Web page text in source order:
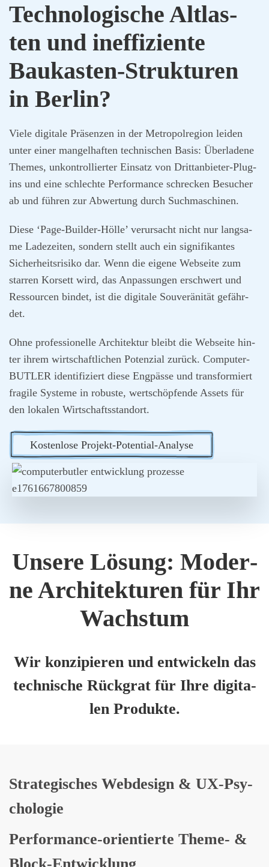
Tech­no­lo­gi­sche Alt­las­
ten und inef­fi­zi­en­te
Bau­kas­ten-Struk­tu­ren
in Ber­lin?
Vie­le digi­ta­le Prä­sen­zen in der Metro­pol­re­gi­on lei­den
unter einer man­gel­haf­ten tech­ni­schen Basis: Über­la­de­ne
The­mes, unkon­trol­lier­ter Ein­satz von Dritt­an­bie­ter-Plug­
ins und eine schlech­te Per­for­mance schre­cken Besu­cher
ab und füh­ren zur Abwer­tung durch Such­ma­schi­nen.
Die­se ‘Page-Buil­der-Höl­le’ ver­ur­sacht nicht nur lang­sa­
me Lade­zei­ten, son­dern stellt auch ein signi­fi­kan­tes
Sicher­heits­ri­si­ko dar. Wenn die eige­ne Web­sei­te zum
star­ren Kor­sett wird, das Anpas­sun­gen erschwert und
Res­sour­cen bin­det, ist die digi­ta­le Sou­ve­rä­ni­tät gefähr­
det.
Ohne pro­fes­sio­nel­le Archi­tek­tur bleibt die Web­sei­te hin­
ter ihrem wirt­schaft­li­chen Poten­zi­al zurück. Com­pu­ter­
BUT­LER iden­ti­fi­ziert die­se Eng­päs­se und trans­for­miert
fra­gi­le Sys­te­me in robus­te, wert­schöp­fen­de Assets für
den loka­len Wirt­schafts­stand­ort.
Kos­ten­lo­se Pro­jekt-Poten­ti­al-Ana­ly­se
Unse­re Lösung: Moder­
ne Archi­tek­tu­ren für Ihr
Wachs­tum
Wir kon­zi­pie­ren und ent­wi­ckeln das
tech­ni­sche Rück­grat für Ihre digi­ta­
len Pro­duk­te.
Stra­te­gi­sches Web­de­sign & UX-Psy­
cho­lo­gie
Per­for­mance-ori­en­tier­te The­me- &